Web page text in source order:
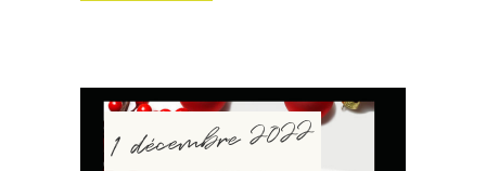
1 décembre 2022